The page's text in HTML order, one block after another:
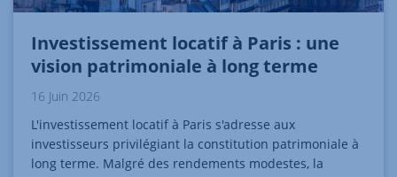
Investissement locatif à Paris : une
vision patrimoniale à long terme
16 Juin 2026
L'investissement locatif à Paris s'adresse aux
investisseurs privilégiant la constitution patrimoniale à
long terme. Malgré des rendements modestes, la